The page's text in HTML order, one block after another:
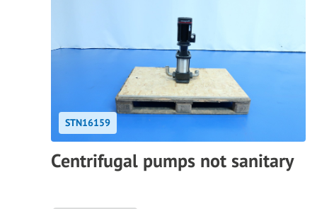
STN16159
Centrifugal pumps not sanitary